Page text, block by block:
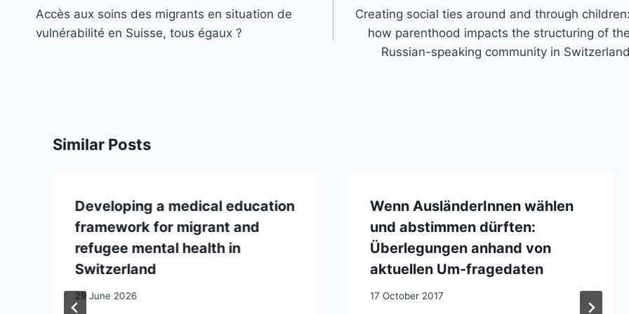
navigation
Accès aux soins des migrants en situation de
vulnérabilité en Suisse, tous égaux ?
Creating social ties around and through children:
how parenthood impacts the structuring of the
Russian-speaking community in Switzerland
Similar Posts
Developing a medical education
framework for migrant and
refugee mental health in
Switzerland
29 June 2026
Wenn AusländerInnen wählen
und abstimmen dürften:
Überlegungen anhand von
aktuellen Um-fragedaten
17 October 2017